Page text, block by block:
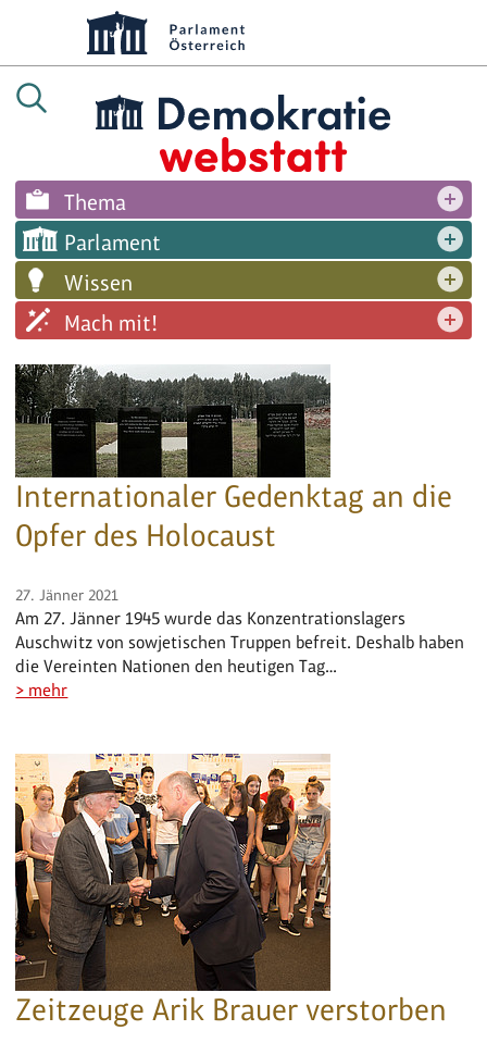
Thema
Parlament
Wissen
Mach mit!
Internationaler Gedenktag an die
Opfer des Holocaust
27. Jänner 2021
Am 27. Jänner 1945 wurde das Konzentrationslagers
Auschwitz von sowjetischen Truppen befreit. Deshalb haben
die Vereinten Nationen den heutigen Tag…
> mehr
Zeitzeuge Arik Brauer verstorben